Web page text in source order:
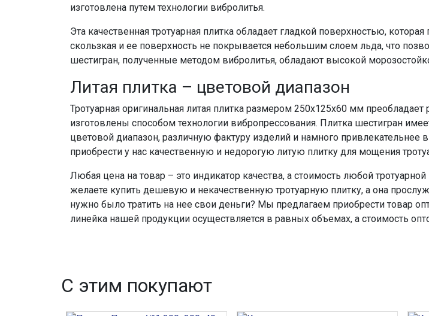
изготовлена путем технологии вибролитья.
Эта качественная тротуарная плитка обладает гладкой поверхностью,
скользкая и ее поверхность не покрывается небольшим слоем льда, что
шестигран, полученные методом вибролитья, обладают высокой
Литая плитка – цветовой диапазон
Тротуарная оригинальная литая плитка размером 250х125х60 мм
изготовлены способом технологии вибропрессования. Плитка шестигран
цветовой диапазон, различную фактуру изделий и намного
приобрести у нас качественную и недорогую литую плитку для мощения
Любая цена на товар – это индикатор качества, а стоимость любой
желаете купить дешевую и некачественную тротуарную плитку, а она
нужно было тратить на нее свои деньги? Мы предлагаем приобрести товар
линейка нашей продукции осуществляется в равных объемах, а стоимость
С этим покупают